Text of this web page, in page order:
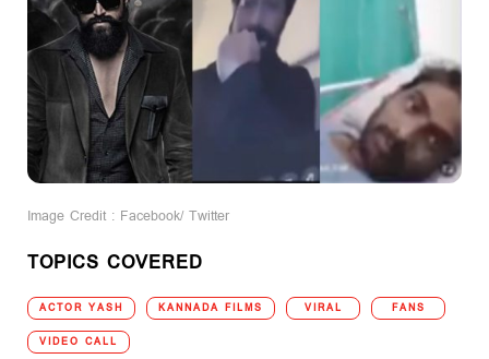
Image Credit : Facebook/ Twitter
TOPICS COVERED
ACTOR YASH KANNADA FILMS VIRAL FANS
VIDEO CALL